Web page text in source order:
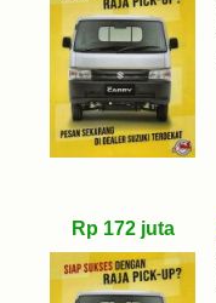
Rp 172 juta